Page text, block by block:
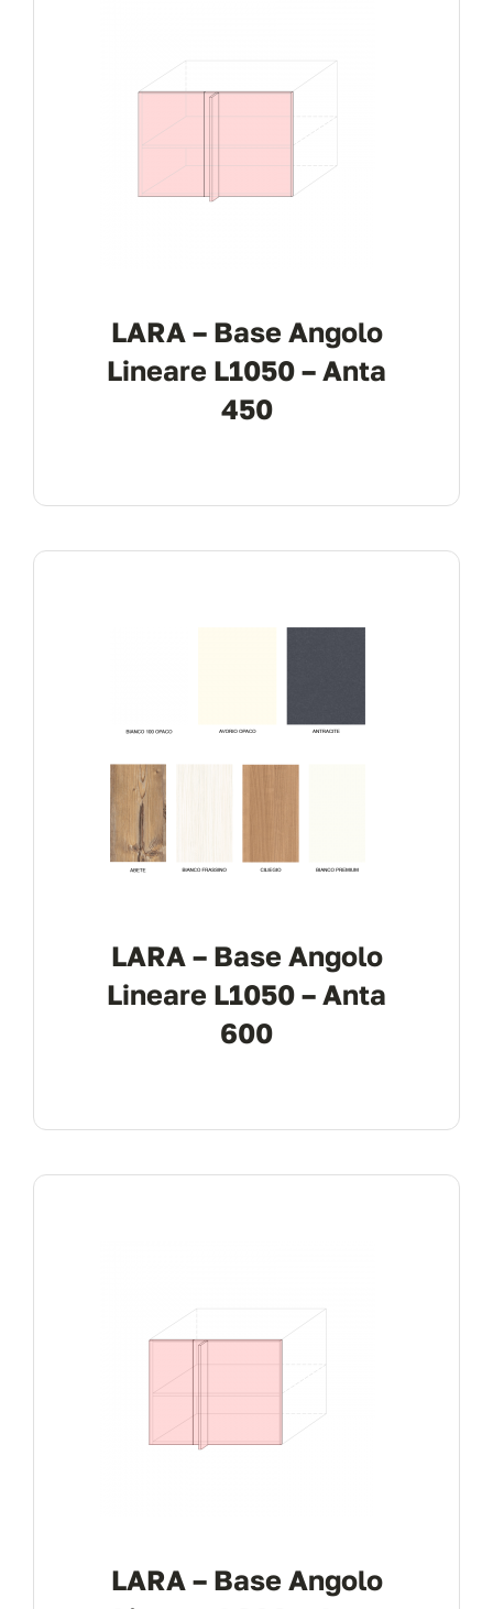
LARA – Base Angolo
Lineare L1050 – Anta
450
LARA – Base Angolo
Lineare L1050 – Anta
600
LARA – Base Angolo